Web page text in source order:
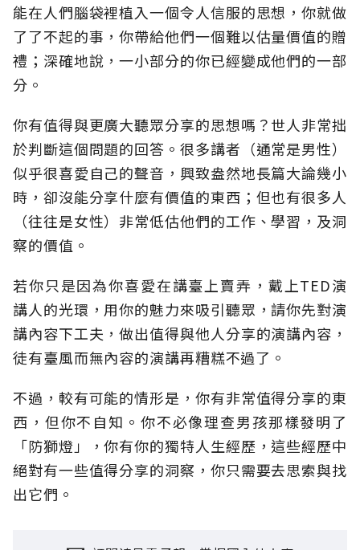
能在人們腦袋裡植入一個令人信服的思想，你就做
了了不起的事，你帶給他們一個難以估量價值的贈
禮；深確地說，一小部分的你已經變成他們的一部
分。
你有值得與更廣大聽眾分享的思想嗎？世人非常拙
於判斷這個問題的回答。很多講者（通常是男性）
似乎很喜愛自己的聲音，興致盎然地長篇大論幾小
時，卻沒能分享什麼有價值的東西；但也有很多人
（往往是女性）非常低估他們的工作、學習，及洞
察的價值。
若你只是因為你喜愛在講臺上賣弄，戴上TED演
講人的光環，用你的魅力來吸引聽眾，請你先對演
講內容下工夫，做出值得與他人分享的演講內容，
徒有臺風而無內容的演講再糟糕不過了。
不過，較有可能的情形是，你有非常值得分享的東
西，但你不自知。你不必像理查男孩那樣發明了
「防獅燈」，你有你的獨特人生經歷，這些經歷中
絕對有一些值得分享的洞察，你只需要去思索與找
出它們。